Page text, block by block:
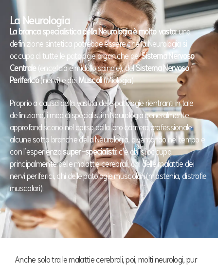
La Neurologia
La branca specialistica della Neurologia è molto vasta: una
definizione sintetica potrebbe essere che la Neurologia si
occupa di tutte le patologie organiche delSistema Nervoso
Centrale(encefalo e midollo spinale), delSistema Nervoso
Periferico(nervi) e dei Muscoli(Miologia).
Proprio a causa della vastità delle patologie rientranti in tale
definizione, i medici specialisti in Neurologia generalmente
approfondiscono nel corso della loro carriera professionale
alcune sotto branche della Neurologia, diventando nel tempo e
con l’esperienzasuper-specialisti: c’è chi si occupa
principalmente delle malattie cerebrali, chi delle malattie dei
nervi periferici, chi delle patologie muscolari (miastenia, distrofie
muscolari).
Anche solo tra le malattie cerebrali, poi, molti neurologi, pur